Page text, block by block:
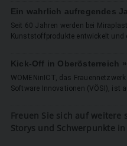
Ein wahrlich aufregendes
Seit 60 Jahren werden bei
Kunststoff­produkte entwickelt und
Kick-Off in Oberösterreich »
WOMENinICT, das
Software Innovationen (VÖSI), ist
Freuen Sie sich auf
Storys und Schwerpunkte